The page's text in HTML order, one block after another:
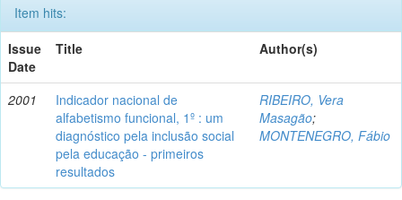
Item hits:
Issue
Date
Title Author(s)
2001
Indicador nacional de
alfabetismo funcional, 1º : um
diagnóstico pela inclusão social
pela educação - primeiros
resultados
RIBEIRO, Vera
Masagão;
MONTENEGRO, Fábio